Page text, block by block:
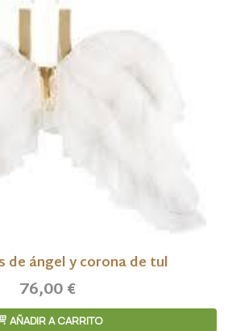
de ángel y corona de tul
76,00 €
AÑADIR A CARRITO